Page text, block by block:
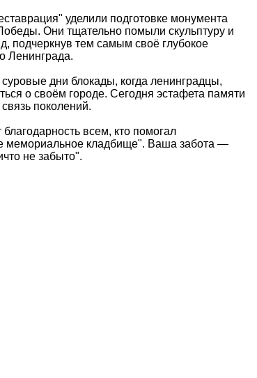
уделили подготовке монумента
Они тщательно помыли скульптуру и
подчеркнув тем самым своё глубокое
Ленинграда.
дни блокады, когда ленинградцы,
о своём городе. Сегодня эстафета памяти
поколений.
всем, кто помогал
мемориальное кладбище". Ваша забота —
не забыто".